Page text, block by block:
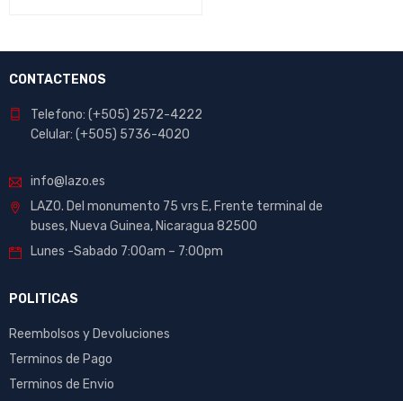
CONTACTENOS
Telefono: (+505) 2572-4222
Celular: (+505) 5736-4020
info@lazo.es
LAZO. Del monumento 75 vrs E, Frente terminal de
buses, Nueva Guinea, Nicaragua 82500
Lunes -Sabado 7:00am – 7:00pm
POLITICAS
Reembolsos y Devoluciones
Terminos de Pago
Terminos de Envio